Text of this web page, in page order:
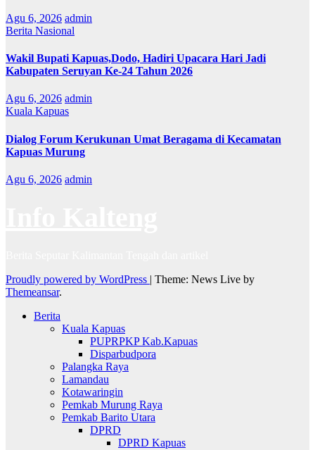
Agu 6, 2026 admin
Berita Nasional
Wakil Bupati Kapuas,Dodo, Hadiri Upacara Hari Jadi
Kabupaten Seruyan Ke-24 Tahun 2026
Agu 6, 2026 admin
Kuala Kapuas
Dialog Forum Kerukunan Umat Beragama di Kecamatan
Kapuas Murung
Agu 6, 2026 admin
Proudly powered by WordPress | Theme: News Live by
Themeansar.
Berita
Kuala Kapuas
PUPRPKP Kab.Kapuas
Disparbudpora
Palangka Raya
Lamandau
Kotawaringin
Pemkab Murung Raya
Pemkab Barito Utara
DPRD
DPRD Kapuas